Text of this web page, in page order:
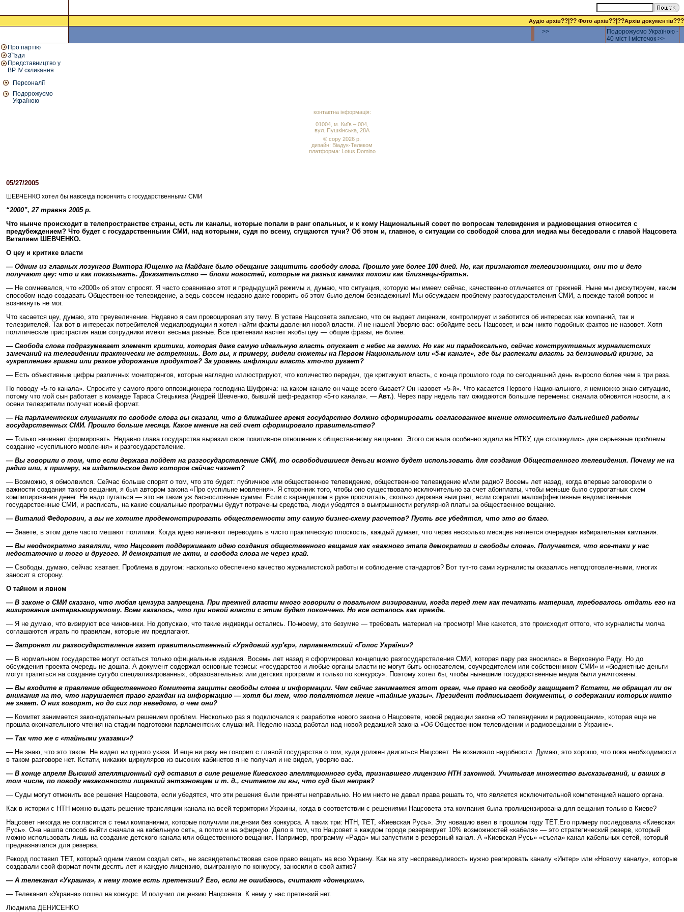
Аудіо архів??|?? Фото архів??|??Архів документів???
>>
Подорожуємо Україною -
40 міст і містечок >>
Про партію
З`їзди
Представництво у
ВР IV скликання
Персоналії
Подорожуємо
Україною
контактна інформація:
01004, м. Київ – 004,
вул. Пушкінська, 28А
© copy 2026 р.
дизайн: Віадук-Телеком
платформа: Lotus Domino
05/27/2005
ШЕВЧЕНКО хотел бы навсегда покончить с государственными СМИ
“2000”, 27 травня 2005 р.
Что нынче происходит в телепространстве страны, есть ли каналы, которые попали в ранг опальных, и к кому Национальный совет по вопросам телевидения и радиовещания относится с
предубеждением? Что будет с государственными СМИ, над которыми, судя по всему, сгущаются тучи? Об этом и, главное, о ситуации со свободой слова для медиа мы беседовали с главой Нацсовета
Виталием ШЕВЧЕНКО.
О цеу и критике власти
— Одним из главных лозунгов Виктора Ющенко на Майдане было обещание защитить свободу слова. Прошло уже более 100 дней. Но, как признаются телевизионщики, они то и дело
получают цеу: что и как показывать. Доказательство — блоки новостей, которые на разных каналах похожи как близнецы-братья.
— Не сомневался, что «2000» об этом спросят. Я часто сравниваю этот и предыдущий режимы и, думаю, что ситуация, которую мы имеем сейчас, качественно отличается от прежней. Ныне мы дискутируем, каким
способом надо создавать Общественное телевидение, а ведь совсем недавно даже говорить об этом было делом безнадежным! Мы обсуждаем проблему разгосударствления СМИ, а прежде такой вопрос и
возникнуть не мог.
Что касается цеу, думаю, это преувеличение. Недавно я сам провоцировал эту тему. В уставе Нацсовета записано, что он выдает лицензии, контролирует и заботится об интересах как компаний, так и
телезрителей. Так вот в интересах потребителей медиапродукции я хотел найти факты давления новой власти. И не нашел! Уверяю вас: обойдите весь Нацсовет, и вам никто подобных фактов не назовет. Хотя
политические пристрастия наши сотрудники имеют весьма разные. Все претензии насчет якобы цеу — общие фразы, не более.
— Свобода слова подразумевает элемент критики, которая даже самую идеальную власть опускает с небес на землю. Но как ни парадоксально, сейчас конструктивных журналистских
замечаний на телевидении практически не встретишь. Вот вы, к примеру, видели сюжеты на Первом Национальном или «5-м канале», где бы распекали власть за бензиновый кризис, за
«укрепление» гривни или резкое удорожание продуктов? За уровень инфляции власть кто-то ругает?
— Есть объективные цифры различных мониторингов, которые наглядно иллюстрируют, что количество передач, где критикуют власть, с конца прошлого года по сегодняшний день выросло более чем в три раза.
По поводу «5-го канала». Спросите у самого ярого оппозиционера господина Шуфрича: на каком канале он чаще всего бывает? Он назовет «5-й». Что касается Первого Национального, я немножко знаю ситуацию,
потому что мой сын работает в команде Тараса Стецькива (Андрей Шевченко, бывший шеф-редактор «5-го канала». — Авт.). Через пару недель там ожидаются большие перемены: сначала обновятся новости, а к
осени телезрители получат новый формат.
— На парламентских слушаниях по свободе слова вы сказали, что в ближайшее время государство должно сформировать согласованное мнение относительно дальнейшей работы
государственных СМИ. Прошло больше месяца. Какое мнение на сей счет сформировало правительство?
— Только начинает формировать. Недавно глава государства выразил свое позитивное отношение к общественному вещанию. Этого сигнала особенно ждали на НТКУ, где столкнулись две серьезные проблемы:
создание «суспільного мовлення» и разгосударствление.
— Вы говорили о том, что если держава пойдет на разгосударствление СМИ, то освободившиеся деньги можно будет использовать для создания Общественного телевидения. Почему не на
радио или, к примеру, на издательское дело которое сейчас чахнет?
— Возможно, я обмолвился. Сейчас больше спорят о том, что это будет: публичное или общественное телевидение, общественное телевидение и/или радио? Восемь лет назад, когда впервые заговорили о
важности создания такого вещания, я был автором закона «Про суспільне мовлення». Я сторонник того, чтобы оно существовало исключительно за счет абонплаты, чтобы меньше было суррогатных схем
компилирования денег. Не надо пугаться — это не такие уж баснословные суммы. Если с карандашом в руке просчитать, сколько держава выиграет, если сократит малоэффективные ведомственные
государственные СМИ, и расписать, на какие социальные программы будут потрачены средства, люди убедятся в выигрышности регулярной платы за общественное вещание.
— Виталий Федорович, а вы не хотите продемонстрировать общественности эту самую бизнес-схему расчетов? Пусть все убедятся, что это во благо.
— Знаете, в этом деле часто мешают политики. Когда идею начинают переводить в чисто практическую плоскость, каждый думает, что через несколько месяцев начнется очередная избирательная кампания.
— Вы неоднократно заявляли, что Нацсовет поддерживает идею создания общественного вещания как «важного этапа демократии и свободы слова». Получается, что все-таки у нас
недостаточно и того и другого. И демократия не ахти, и свобода слова не через край.
— Свободы, думаю, сейчас хватает. Проблема в другом: насколько обеспечено качество журналистской работы и соблюдение стандартов? Вот тут-то сами журналисты оказались неподготовленными, многих
заносит в сторону.
О тайном и явном
— В законе о СМИ сказано, что любая цензура запрещена. При прежней власти много говорили о повальном визировании, когда перед тем как печатать материал, требовалось отдать его на
визирование интервьюируемому. Всем казалось, что при новой власти с этим будет покончено. Но все осталось как прежде.
— Я не думаю, что визируют все чиновники. Но допускаю, что такие индивиды остались. По-моему, это безумие — требовать материал на просмотр! Мне кажется, это происходит оттого, что журналисты молча
соглашаются играть по правилам, которые им предлагают.
— Затронет ли разгосударствление газет правительственный «Урядовий кур'єр», парламентский «Голос України»?
— В нормальном государстве могут остаться только официальные издания. Восемь лет назад я сформировал концепцию разгосударствления СМИ, которая пару раз вносилась в Верховную Раду. Но до
обсуждения проекта очередь не дошла. А документ содержал основные тезисы: «государство и любые органы власти не могут быть основателем, соучредителем или собственником СМИ» и «бюджетные деньги
могут тратиться на создание сугубо специализированных, образовательных или детских программ и только по конкурсу». Поэтому хотел бы, чтобы нынешние государственные медиа были уничтожены.
— Вы входите в правление общественного Комитета защиты свободы слова и информации. Чем сейчас занимается этот орган, чье право на свободу защищает? Кстати, не обращал ли он
внимания на то, что нарушается право граждан на информацию — хотя бы тем, что появляются некие «тайные указы». Президент подписывает документы, о содержании которых никто
не знает. О них говорят, но до сих пор неведомо, о чем они?
— Комитет занимается законодательным решением проблем. Несколько раз я подключался к разработке нового закона о Нацсовете, новой редакции закона «О телевидении и радиовещании», которая еще не
прошла окончательного чтения на стадии подготовки парламентских слушаний. Неделю назад работал над новой редакцией закона «Об Общественном телевидении и радиовещании в Украине».
— Так что же с «тайными указами»?
— Не знаю, что это такое. Не видел ни одного указа. И еще ни разу не говорил с главой государства о том, куда должен двигаться Нацсовет. Не возникало надобности. Думаю, это хорошо, что пока необходимости
в таком разговоре нет. Кстати, никаких циркуляров из высоких кабинетов я не получал и не видел, уверяю вас.
— В конце апреля Высший апелляционный суд оставил в силе решение Киевского апелляционного суда, признавшего лицензию НТН законной. Учитывая множество высказываний, и ваших в
том числе, по поводу незаконности лицензий энтээновцам и т. д., считаете ли вы, что суд был неправ?
— Суды могут отменить все решения Нацсовета, если убедятся, что эти решения были приняты неправильно. Но им никто не давал права решать то, что является исключительной компетенцией нашего органа.
Как в истории с НТН можно выдать решение трансляции канала на всей территории Украины, когда в соответствии с решениями Нацсовета эта компания была пролицензирована для вещания только в Киеве?
Нацсовет никогда не согласится с теми компаниями, которые получили лицензии без конкурса. А таких три: НТН, ТЕТ, «Киевская Русь». Эту новацию ввел в прошлом году ТЕТ.Его примеру последовала «Киевская
Русь». Она нашла способ выйти сначала на кабельную сеть, а потом и на эфирную. Дело в том, что Нацсовет в каждом городе резервирует 10% возможностей «кабеля» — это стратегический резерв, который
можно использовать лишь на создание детского канала или общественного вещания. Например, программу «Рада» мы запустили в резервный канал. А «Киевская Русь» «съела» канал кабельных сетей, который
предназначался для резерва.
Рекорд поставил ТЕТ, который одним махом создал сеть, не засвидетельствовав свое право вещать на всю Украину. Как на эту несправедливость нужно реагировать каналу «Интер» или «Новому каналу», которые
создавали свой формат почти десять лет и каждую лицензию, выигранную по конкурсу, заносили в свой актив?
— А телеканал «Украина», к нему тоже есть претензии? Его, если не ошибаюсь, считают «донецким».
— Телеканал «Украина» пошел на конкурс. И получил лицензию Нацсовета. К нему у нас претензий нет.
Людмила ДЕНИСЕНКО